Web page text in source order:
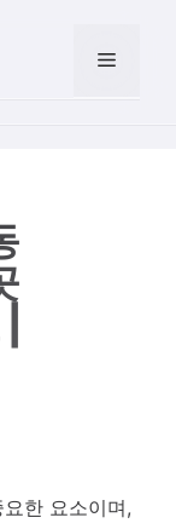
메뉴
한 요소이며,